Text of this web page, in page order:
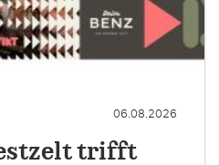
06.08.2026
trifft